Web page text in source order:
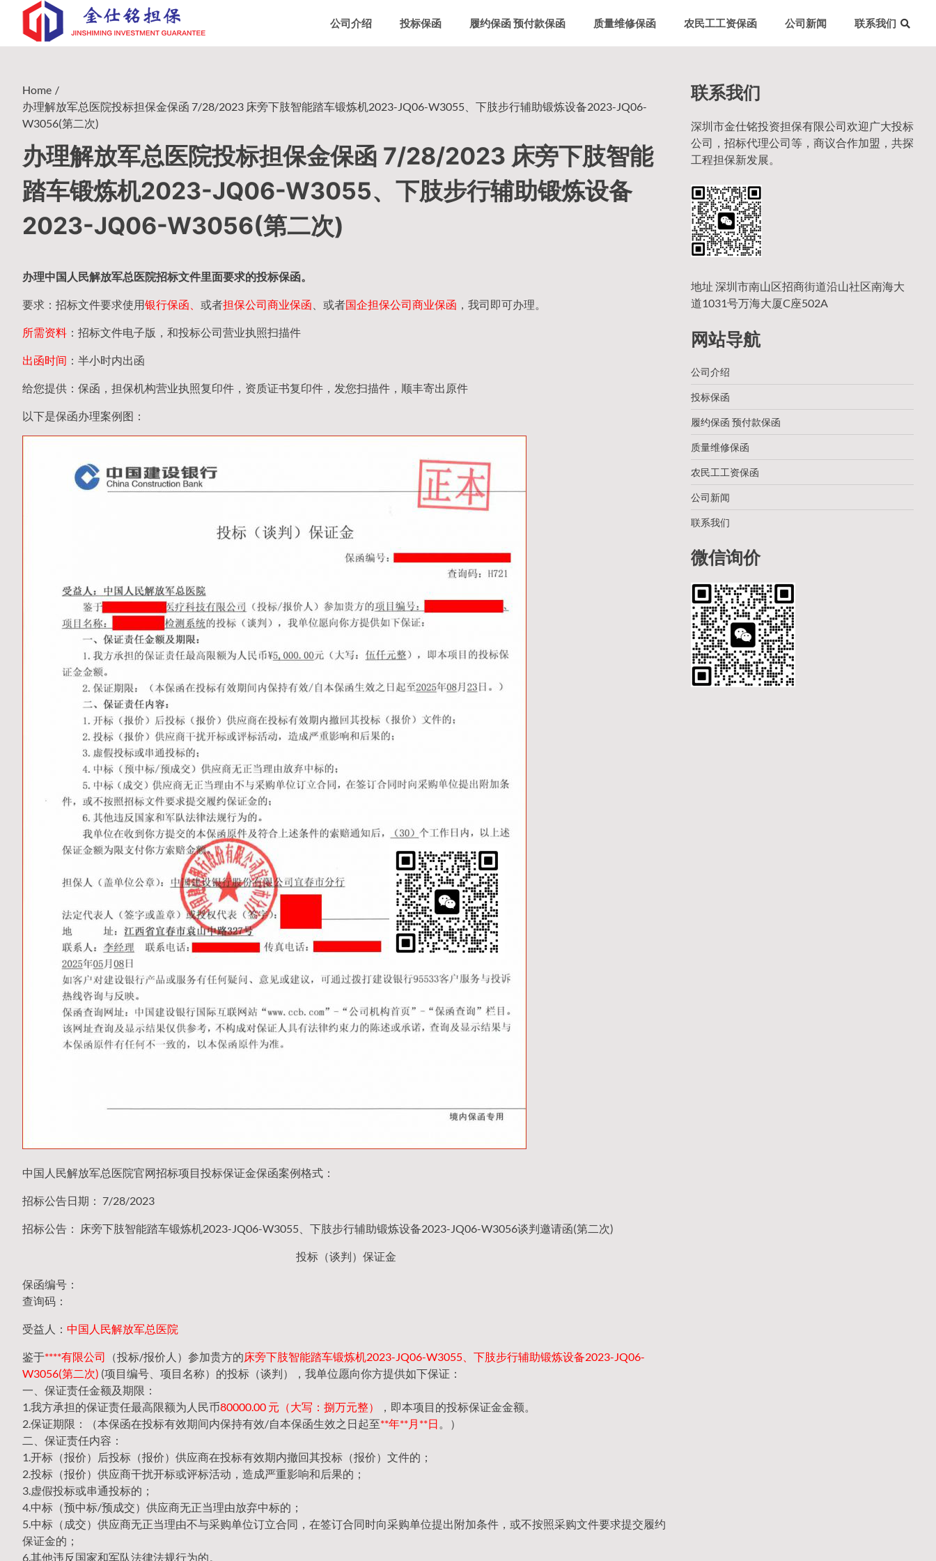
content
公司介绍 投标保函 履约保函 预付款保函 质量维修保函 农民工工资保函 公司新闻 联系我们
Home
办理解放军总医院投标担保金保函 7/28/2023 床旁下肢智能踏车锻炼机2023-JQ06-W3055、下肢步行辅助锻炼设备2023-JQ06-
W3056(第二次)
办理解放军总医院投标担保金保函 7/28/2023 床旁下肢智能
踏车锻炼机2023-JQ06-W3055、下肢步行辅助锻炼设备
2023-JQ06-W3056(第二次)
办理中国人民解放军总医院招标文件里面要求的投标保函。
要求：招标文件要求使用银行保函、 或者担保公司商业保函 、或者国企担保公司商业保函 ，我司即可办理。
所需资料 ：招标文件电子版，和投标公司营业执照扫描件
出函时间 ：半小时内出函
给您提供：保函，担保机构营业执照复印件，资质证书复印件，发您扫描件，顺丰寄出原件
以下是保函办理案例图：
中国人民解放军总医院官网招标项目投标保证金保函案例格式：
招标公告日期： 7/28/2023
招标公告： 床旁下肢智能踏车锻炼机2023-JQ06-W3055、下肢步行辅助锻炼设备2023-JQ06-W3056谈判邀请函(第二次)
投标（谈判）保证金
保函编号：
查询码：
受益人： 中国人民解放军总医院
鉴于****有限公司 （投标/报价人）参加贵方的床旁下肢智能踏车锻炼机2023-JQ06-W3055、下肢步行辅助锻炼设备2023-JQ06-
W3056(第二次) (项目编号、项目名称）的投标（谈判），我单位愿向你方提供如下保证：
一、保证责任金额及期限：
1.我方承担的保证责任最高限额为人民币80000.00 元（大写：捌万元整）
，即本项目的投标保证金金额。
2.保证期限：（本保函在投标有效期间内保持有效/自本保函生效之日起至**年**月**日 。）
二、保证责任内容：
1.开标（报价）后投标（报价）供应商在投标有效期内撤回其投标（报价）文件的；
2.投标（报价）供应商干扰开标或评标活动，造成严重影响和后果的；
3.虚假投标或串通投标的；
4.中标（预中标/预成交）供应商无正当理由放弃中标的；
5.中标（成交）供应商无正当理由不与采购单位订立合同，在签订合同时向采购单位提出附加条件，或不按照采购文件要求提交履约
保证金的；
6.其他违反国家和军队法律法规行为的。
联系我们
深圳市金仕铭投资担保有限公司欢迎广大投标
公司，招标代理公司等，商议合作加盟，共探
工程担保新发展。
地址 深圳市南山区招商街道沿山社区南海大
道1031号万海大厦C座502A
网站导航
公司介绍
投标保函
履约保函 预付款保函
质量维修保函
农民工工资保函
公司新闻
联系我们
微信询价